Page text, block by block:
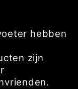
hebben
zijn